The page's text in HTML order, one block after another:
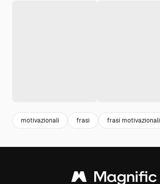
motivazionali frasi frasi motivazionali